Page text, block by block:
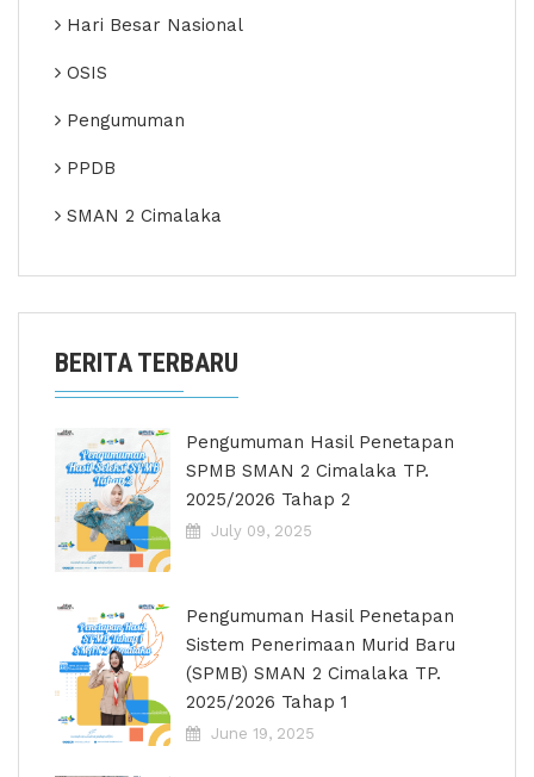
Hari Besar Nasional
OSIS
Pengumuman
PPDB
SMAN 2 Cimalaka
BERITA TERBARU
Pengumuman Hasil Penetapan
SPMB SMAN 2 Cimalaka TP.
2025/2026 Tahap 2
July 09, 2025
Pengumuman Hasil Penetapan
Sistem Penerimaan Murid Baru
(SPMB) SMAN 2 Cimalaka TP.
2025/2026 Tahap 1
June 19, 2025